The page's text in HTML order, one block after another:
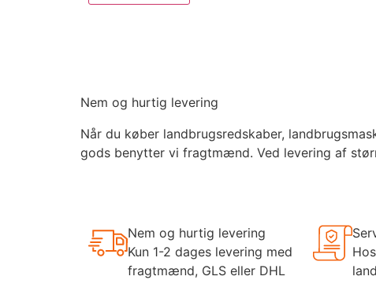
Nem og hurtig levering
Når du køber landbrugsredskaber,
gods benytter vi fragtmænd. Ved levering af
Nem og hurtig levering
Kun 1-2 dages levering med
fragtmænd, GLS eller DHL